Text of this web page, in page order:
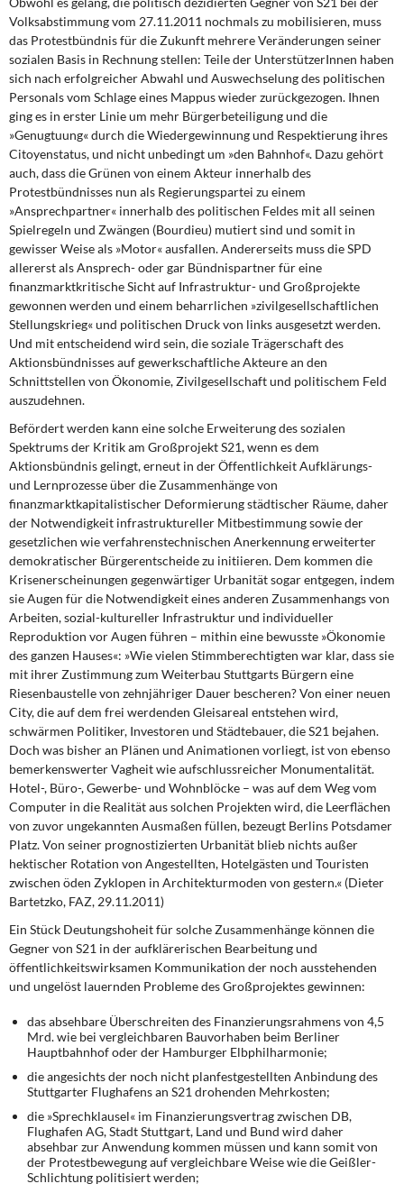
Volksabstimmung vom 27.11.2011 nochmals zu mobilisieren, muss
das Protestbündnis für die Zukunft mehrere Veränderungen seiner
sozialen Basis in Rechnung stellen: Teile der UnterstützerInnen haben
sich nach erfolgreicher Abwahl und Auswechselung des politischen
Personals vom Schlage eines Mappus wieder zurückgezogen. Ihnen
ging es in erster Linie um mehr Bürgerbeteiligung und die
»Genugtuung« durch die Wiedergewinnung und Respektierung ihres
Citoyenstatus, und nicht unbedingt um »den Bahnhof«. Dazu gehört
auch, dass die Grünen von einem Akteur innerhalb des
Protestbündnisses nun als Regierungspartei zu einem
»Ansprechpartner« innerhalb des politischen Feldes mit all seinen
Spielregeln und Zwängen (Bourdieu) mutiert sind und somit in
gewisser Weise als »Motor« ausfallen. Andererseits muss die SPD
allererst als Ansprech- oder gar Bündnispartner für eine
finanzmarktkritische Sicht auf Infrastruktur- und Großprojekte
gewonnen werden und einem beharrlichen »zivilgesellschaftlichen
Stellungskrieg« und politischen Druck von links ausgesetzt werden.
Und mit entscheidend wird sein, die soziale Trägerschaft des
Aktionsbündnisses auf gewerkschaftliche Akteure an den
Schnittstellen von Ökonomie, Zivilgesellschaft und politischem Feld
auszudehnen.
Befördert werden kann eine solche Erweiterungdes sozialen
Spektrums der Kritik am Großprojekt S21, wenn es dem
Aktionsbündnis gelingt, erneut in der Öffentlichkeit Aufklärungs-
und Lernprozesse über die Zusammenhänge von
finanzmarktkapitalistischer Deformierung städtischer Räume, daher
der Notwendigkeit infrastruktureller Mitbestimmung sowie der
gesetzlichen wie verfahrenstechnischen Anerkennung erweiterter
demokratischer Bürgerentscheide zu initiieren. Dem kommen die
Krisenerscheinungen gegenwärtiger Urbanität sogar entgegen, indem
sie Augen für die Notwendigkeit eines anderen Zusammenhangs von
Arbeiten, sozial-kultureller Infrastruktur und individueller
Reproduktion vor Augen führen – mithin eine bewusste »Ökonomie
des ganzen Hauses«: »Wie vielen Stimmberechtigten war klar, dass sie
mit ihrer Zustimmung zum Weiterbau Stuttgarts Bürgern eine
Riesenbaustelle von zehnjähriger Dauer bescheren? Von einer neuen
City, die auf dem frei werdenden Gleisareal entstehen wird,
schwärmen Politiker, Investoren und Städtebauer, die S21 bejahen.
Doch was bisher an Plänen und Animationen vorliegt, ist von ebenso
bemerkenswerter Vagheit wie aufschlussreicher Monumentalität.
Hotel-, Büro-, Gewerbe- und Wohnblöcke – was auf dem Weg vom
Computer in die Realität aus solchen Projekten wird, die Leerflächen
von zuvor ungekannten Ausmaßen füllen, bezeugt Berlins Potsdamer
Platz. Von seiner prognostizierten Urbanität blieb nichts außer
hektischer Rotation von Angestellten, Hotelgästen und Touristen
zwischen öden Zyklopen in Architekturmoden von gestern.« (Dieter
Bartetzko, FAZ, 29.11.2011)
Ein Stück Deutungshoheitfür solche Zusammenhänge können die
Gegner von S21 in der aufklärerischen Bearbeitung und
öffentlichkeitswirksamen Kommunikation der noch ausstehenden
und ungelöst lauernden Probleme des Großprojektes gewinnen:
das absehbare Überschreiten des Finanzierungsrahmens von 4,5
Mrd. wie bei vergleichbaren Bauvorhaben beim Berliner
Hauptbahnhof oder der Hamburger Elbphilharmonie;
die angesichts der noch nicht planfestgestellten Anbindung des
Stuttgarter Flughafens an S21 drohenden Mehrkosten;
die »Sprechklausel« im Finanzierungsvertrag zwischen DB,
Flughafen AG, Stadt Stuttgart, Land und Bund wird daher
absehbar zur Anwendung kommen müssen und kann somit von
der Protestbewegung auf vergleichbare Weise wie die Geißler-
Schlichtung politisiert werden;